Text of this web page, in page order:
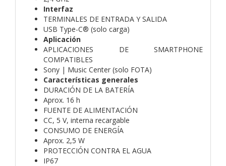
Interfaz
TERMINALES DE ENTRADA Y SALIDA
USB Type-C® (solo carga)
Aplicación
APLICACIONES DE SMARTPHONE
COMPATIBLES
Sony | Music Center (solo FOTA)
Características generales
DURACIÓN DE LA BATERÍA
Aprox. 16 h
FUENTE DE ALIMENTACIÓN
CC, 5 V, interna recargable
CONSUMO DE ENERGÍA
Aprox. 2,5 W
PROTECCIÓN CONTRA EL AGUA
IP67